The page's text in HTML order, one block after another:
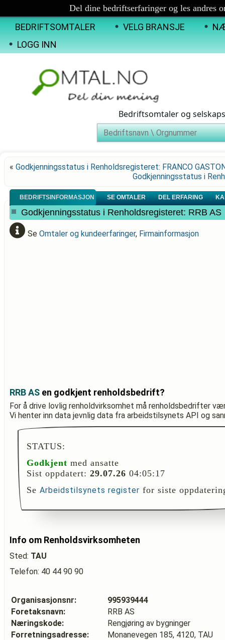
Del dine bedriftserfaringer og les andres
BEDRIFTSOMTALER VELG BRANSJE
LOGG INN
Bedriftsomtaler og
« Godkjenningsstatus i Renholdsregisteret: FRANCO
Godkjenningsstatus i
BEDRIFTSINFORMASJON SE OMTALER DEL ERFARING
Godkjenningsstatus i Renholdsregisteret: RRB AS
Se Omtaler og kundeerfaringer, Firmainformasjon
RRB AS en godkjent renholdsbedrift?
For å drive lovlig renholdvirksomhet må renholdsbedrifter
Vi henter inn data jevnlig data fra arbeidstilsynets API og
STATUS:
Godkjent med ansatte
Sist oppdatert: 29.07.26 04:05:17
Se Arbeidstilsynets register for siste
Info om Renholdsvirksomheten
Sted: TAU
Telefon: 40 44 90 90
Organisasjonsnr:
995939444
Foretaksnavn:
RRB AS
Næringskode:
Rengjøring av bygninger
Forretningsadresse:
Monanevegen 185, 4120, TAU